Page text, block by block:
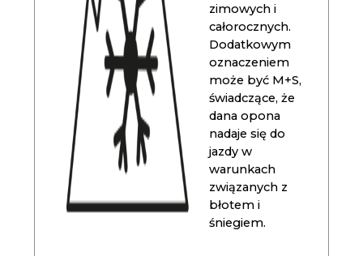
zimowych i
całorocznych.
Dodatkowym
oznaczeniem
może być M+S,
świadczące, że
dana opona
nadaje się do
jazdy w
warunkach
związanych z
błotem i
śniegiem.